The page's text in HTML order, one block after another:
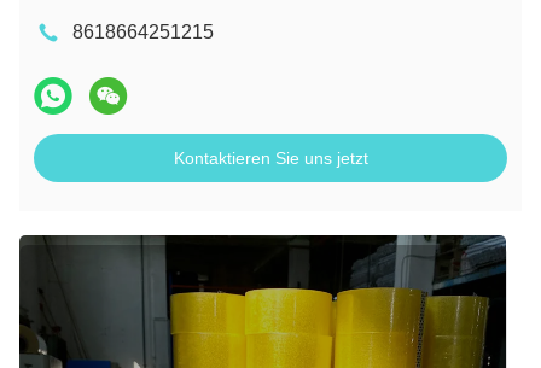
8618664251215
Kontaktieren Sie uns jetzt